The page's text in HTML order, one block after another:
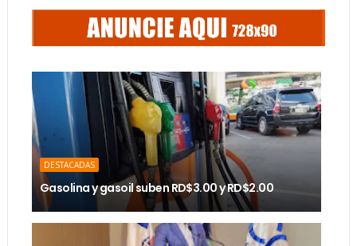
DESTACADAS
Gasolina y gasoil suben RD$3.00 y RD$2.00